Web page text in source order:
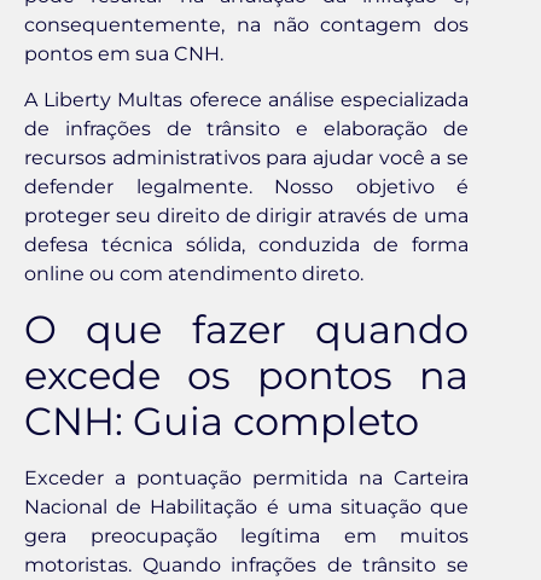
consequentemente, na não contagem dos
pontos em sua CNH.
A Liberty Multas oferece análise especializada
de infrações de trânsito e elaboração de
recursos administrativos para ajudar você a se
defender legalmente. Nosso objetivo é
proteger seu direito de dirigir através de uma
defesa técnica sólida, conduzida de forma
online ou com atendimento direto.
O que fazer quando
excede os pontos na
CNH: Guia completo
Exceder a pontuação permitida na Carteira
Nacional de Habilitação é uma situação que
gera preocupação legítima em muitos
motoristas. Quando infrações de trânsito se